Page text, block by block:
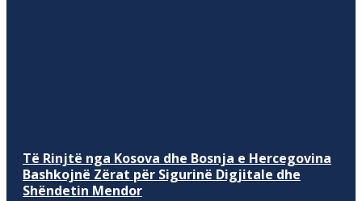
Të Rinjtë nga Kosova dhe Bosnja e Hercegovina
Bashkojnë Zërat për Sigurinë Digjitale dhe
Shëndetin Mendor